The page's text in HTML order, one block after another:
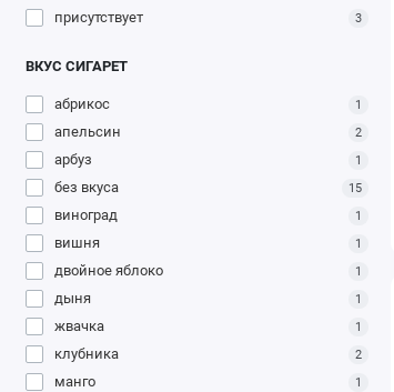
присутствует 3
ВКУС СИГАРЕТ
абрикос 1
апельсин 2
арбуз 1
без вкуса 15
виноград 1
вишня 1
двойное яблоко 1
дыня 1
жвачка 1
клубника 2
манго 1